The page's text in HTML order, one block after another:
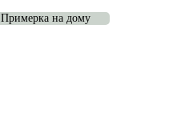
Примерка на дому